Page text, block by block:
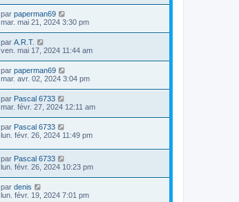
par paperman69
mar. mai 21, 2024 3:30 pm
par A.R.T.
ven. mai 17, 2024 11:44 am
par paperman69
mar. avr. 02, 2024 3:04 pm
par Pascal 6733
mar. févr. 27, 2024 12:11 am
par Pascal 6733
lun. févr. 26, 2024 11:49 pm
par Pascal 6733
lun. févr. 26, 2024 10:23 pm
par denis
lun. févr. 19, 2024 7:01 pm